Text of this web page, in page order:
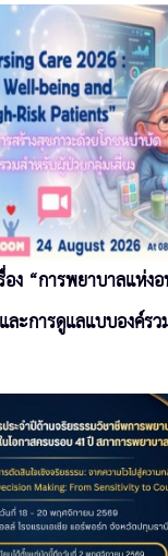
อง “การพยาบาลแห่ง
ะการดูแลแบบองค์ร